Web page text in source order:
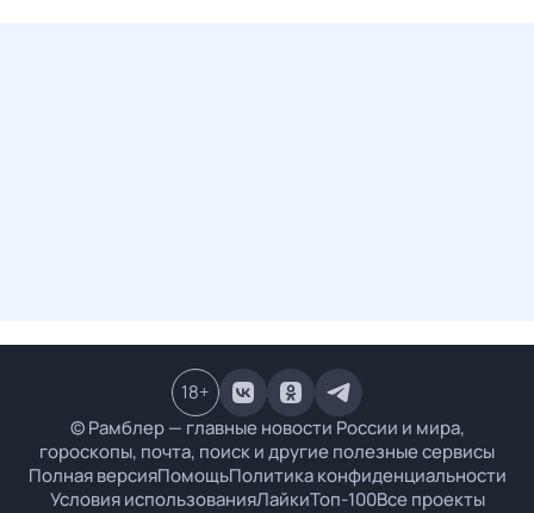
© Рамблер — главные новости России и мира,
гороскопы, почта, поиск и другие полезные сервисы
Полная версияПомощьПолитика конфиденциальности
Условия использованияЛайкиТоп-100Все проекты
18+